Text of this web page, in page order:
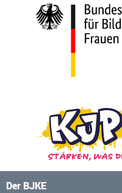
Der BJKE